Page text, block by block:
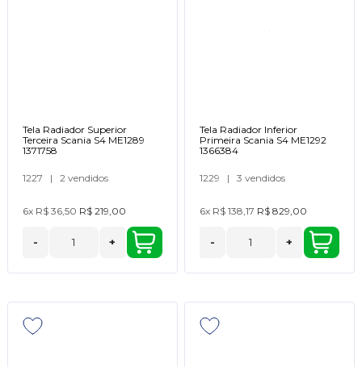
Tela Radiador Superior
Terceira Scania S4 ME1289
1371758
1227 | 2 vendidos
6x R$ 36,50 R$ 219,00
- +
Tela Radiador Inferior
Primeira Scania S4 ME1292
1366384
1229 | 3 vendidos
6x R$ 138,17 R$ 829,00
- +